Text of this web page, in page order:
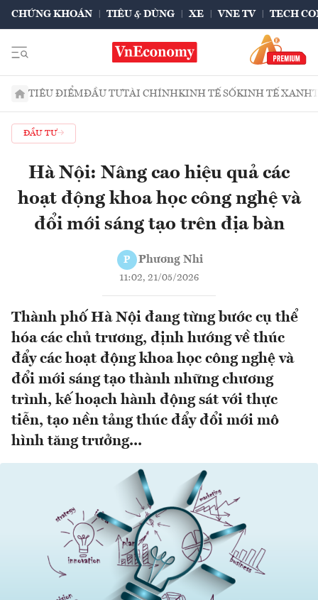
CHỨNG KHOÁN TIÊU & DÙNG XE VNE TV TECH
TIÊU ĐIỂMĐẦU TƯTÀI CHÍNHKINH TẾ SỐKINH TẾ XANH
ĐẦU TƯ
Hà Nội: Nâng cao hiệu quả các
hoạt động khoa học công nghệ và
đổi mới sáng tạo trên địa bàn
P Phương Nhi
11:02, 21/05/2026
Thành phố Hà Nội đang từng bước cụ thể
hóa các chủ trương, định hướng về thúc
đẩy các hoạt động khoa học công nghệ và
đổi mới sáng tạo thành những chương
trình, kế hoạch hành động sát với thực
tiễn, tạo nền tảng thúc đẩy đổi mới mô
hình tăng trưởng...